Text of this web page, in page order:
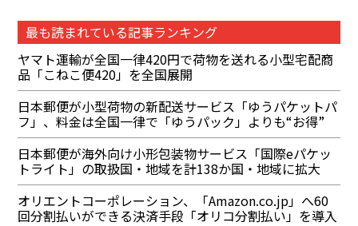
最も読まれている記事ランキング
ヤマト運輸が全国一律420円で荷物を送れる小型宅配商
品「こねこ便420」を全国展開
日本郵便が小型荷物の新配送サービス「ゆうパケットパ
フ」、料金は全国一律で「ゆうパック」よりも“お得”
日本郵便が海外向け小形包装物サービス「国際eパケッ
トライト」の取扱国・地域を計138か国・地域に拡大
オリエントコーポレーション、「Amazon.co.jp」へ60
回分割払いができる決済手段「オリコ分割払い」を導入